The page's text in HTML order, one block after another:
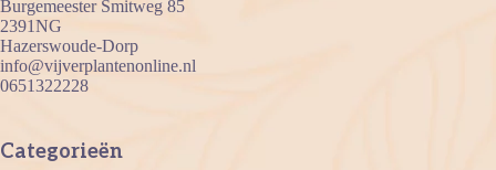
Burgemeester Smitweg 85
2391NG
Hazerswoude-Dorp
info@vijverplantenonline.nl
0651322228
Categorieën